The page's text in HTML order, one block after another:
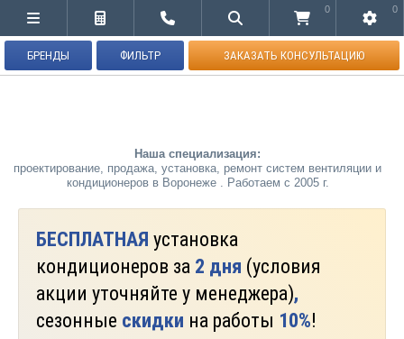
0 0
Наша специализация:
проектирование, продажа, установка, ремонт систем вентиляции и
кондиционеров в Воронеже . Работаем с 2005 г.
БРЕНДЫ ФИЛЬТР ЗАКАЗАТЬ КОНСУЛЬТАЦИЮ
БЕСПЛАТНАЯ установка
кондиционеров за 2 дня (условия
акции уточняйте у менеджера),
сезонные скидки на работы 10%!